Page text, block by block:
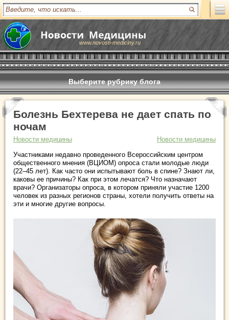
www.novosti-mediciny.ru
Выберите рубрику блога
Болезнь Бехтерева не дает спать по
ночам
Новости медицины
Новости медицины
Участниками недавно проведенного Всероссийским центром
общественного мнения (ВЦИОМ) опроса стали молодые люди
(22–45 лет). Как часто они испытывают боль в спине? Знают ли,
каковы ее причины? Как при этом лечатся? Что назначают
врачи? Организаторы опроса, в котором приняли участие 1200
человек из разных регионов страны, хотели получить ответы на
эти и многие другие вопросы.